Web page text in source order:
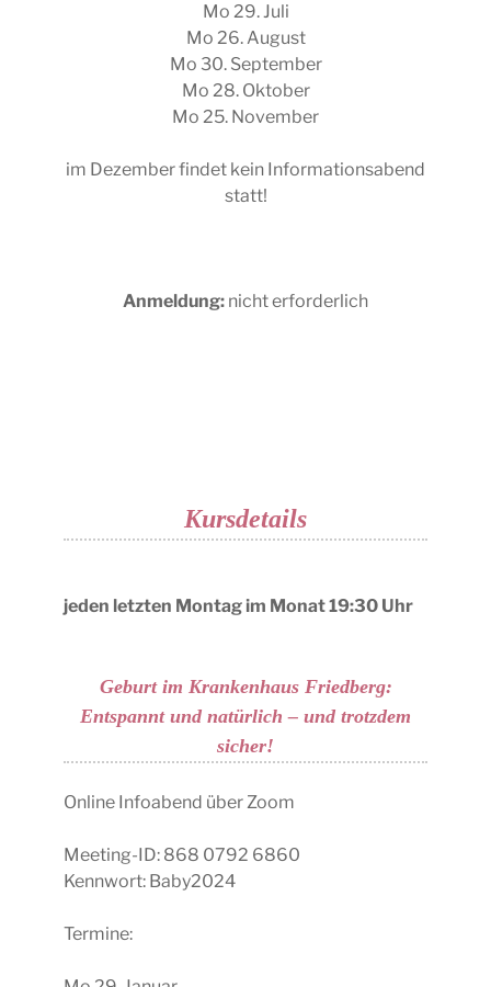
Mo 29. Juli
Mo 26. August
Mo 30. September
Mo 28. Oktober
Mo 25. November
im Dezember findet kein Informationsabend
statt!
Anmeldung: nicht erforderlich
Kursdetails
jeden letzten Montag im Monat 19:30 Uhr
Geburt im Krankenhaus Friedberg:
Entspannt und natürlich – und trotzdem
sicher!
Online Infoabend über Zoom
Meeting-ID: 868 0792 6860
Kennwort: Baby2024
Termine: